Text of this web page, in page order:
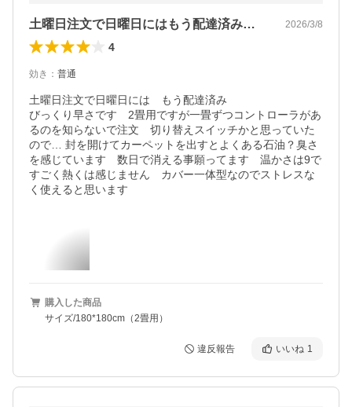
土曜日注文で日曜日にはもう配達済みびっ… 2026/3/8
4
効き ： 普通
土曜日注文で日曜日には　もう配達済み
びっくり早さです　2畳用ですが一畳ずつコントローラがあ
るのを知らないで注文　切り替えスイッチかと思っていた
ので… 封を開けてカーペットを出すとよくある石油？臭さ
を感じています　数日で消える事願ってます　温かさは9で
すごく熱くは感じません　カバー一体型なのでストレスな
購入した商品
サイズ/180*180cm（2畳用）
違反報告 いいね 1